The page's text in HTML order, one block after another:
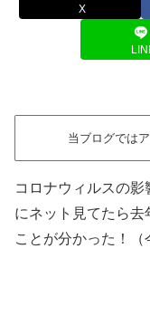
X
当ブログでは
コロナウィルスの
にネット見てたら去
ことが分かった！（